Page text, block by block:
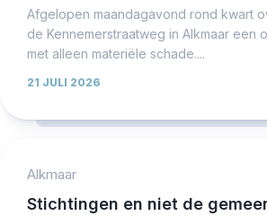
Afgelopen maandagavond rond kwart
de Kennemerstraatweg in Alkmaar een
met alleen materiële schade....
21 JULI 2026
Alkmaar
Stichtingen en niet de